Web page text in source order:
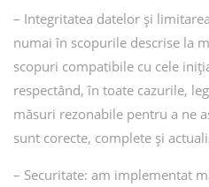
– Integritatea datelor și
numai în scopurile descrise la
scopuri compatibile cu cele
respectând, în toate cazurile,
măsuri rezonabile pentru a ne
sunt corecte, complete și
– Securitate: am implementat